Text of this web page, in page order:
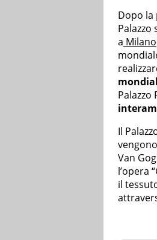
Dopo la
a Milano
Il
Van
l’opera
il